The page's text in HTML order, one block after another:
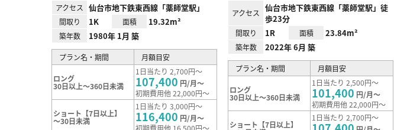
アクセス 仙台市地下鉄東西線「薬師堂駅」
間取り 1K 面積 19.32m²
築年数 1980年 1月 築
プラン名・期間 月額目安
ロング
30日以上～360日未満
1日当たり 2,700円～
107,400 円/月～
初期費用他 22,000円～
ショート【7日以上】
～30日未満
1日当たり 3,000円～
116,400 円/月～
初期費用他 16,500円～
アクセス
仙台市地下鉄東西線「薬師堂駅」徒
歩23分
間取り 1R 面積 23.84m²
築年数 2022年 6月 築
プラン名・期間 月額目安
ロング
30日以上～360日未満
1日当たり 2,500円～
101,400 円/月～
初期費用他 22,000円～
ショート【7日以上】
1日当たり 2,700円～